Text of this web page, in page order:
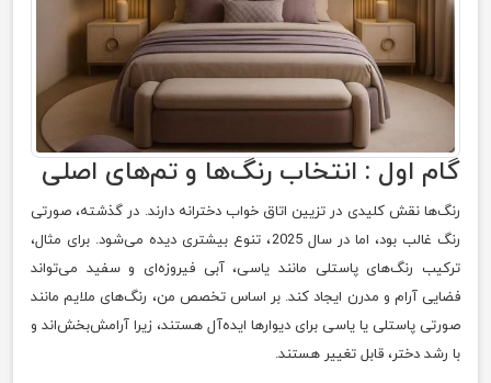
گام اول : انتخاب رنگ‌ها و تم‌های اصلی
رنگ‌ها نقش کلیدی در تزیین اتاق خواب دخترانه دارند. در گذشته، صورتی
رنگ غالب بود، اما در سال 2025، تنوع بیشتری دیده می‌شود. برای مثال،
ترکیب رنگ‌های پاستلی مانند یاسی، آبی فیروزه‌ای و سفید می‌تواند
فضایی آرام و مدرن ایجاد کند. بر اساس تخصص من، رنگ‌های ملایم مانند
صورتی پاستلی یا یاسی برای دیوارها ایده‌آل هستند، زیرا آرامش‌بخش‌اند و
با رشد دختر، قابل تغییر هستند.